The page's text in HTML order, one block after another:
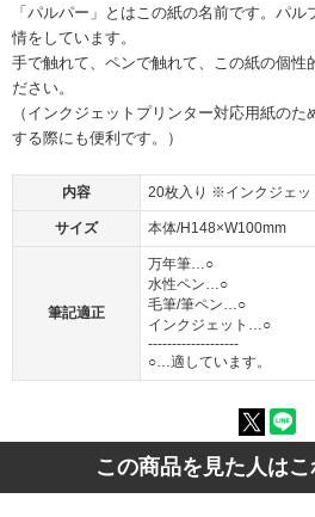
「パルパー」とはこの紙の名前です。パ
情をしています。
手で触れて、ペンで触れて、この紙の個性
ださい。
（インクジェットプリンター対応用紙の
する際にも便利です。）
内容 20枚入り ※インクジェッ
サイズ 本体/H148×W100mm
筆記適正
万年筆…○
水性ペン…○
毛筆/筆ペン…○
インクジェット…○
-------------------
○…適しています。
この商品を見た人は